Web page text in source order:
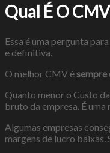
Qual É O
Essa é uma pergunta
e definitiva.
O melhor CMV ésempre
Quanto menor o Custo
bruto da empresa. É
Algumas empresas
margens de lucro baixas.